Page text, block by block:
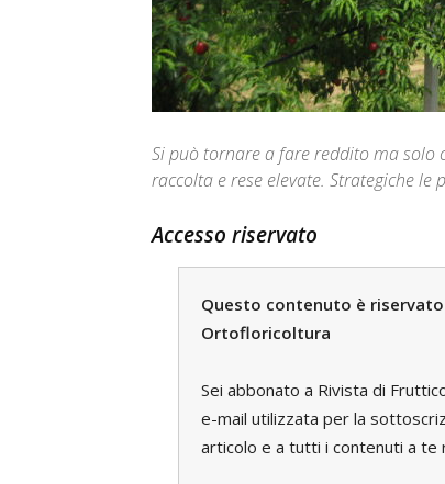
Si può tornare a fare reddito ma
raccolta e rese elevate. Strategiche
Accesso riservato
Questo contenuto è
Ortofloricoltura
Sei abbonato a Rivista di
e-mail utilizzata per la
articolo e a tutti i contenuti a te